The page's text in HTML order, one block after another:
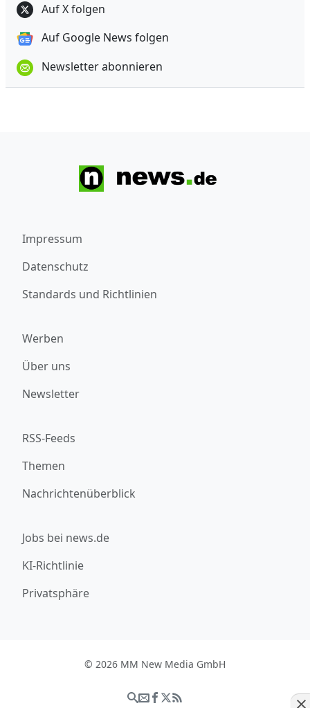
Auf X folgen
Auf Google News folgen
Newsletter abonnieren
Impressum
Datenschutz
Standards und Richtlinien
Werben
Über uns
Newsletter
RSS-Feeds
Themen
Nachrichtenüberblick
Jobs bei news.de
KI-Richtlinie
Privatsphäre
© 2026 MM New Media GmbH